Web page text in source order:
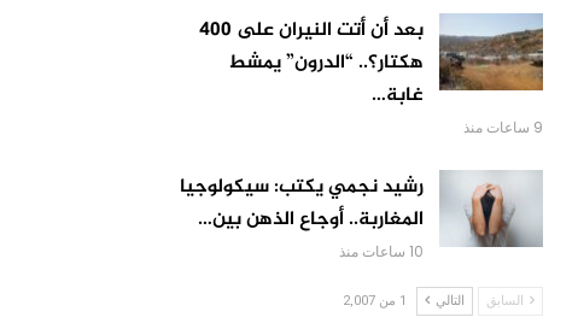
بعد أن أتت النيران على 400
هكتار؟.. “الدرون” يمشط
غابة…
9 ساعات منذ
رشيد نجمي يكتب: سيكولوجيا
المغاربة.. أوجاع الذهن بين…
10 ساعات منذ
السابق التالي 1 من 2,007